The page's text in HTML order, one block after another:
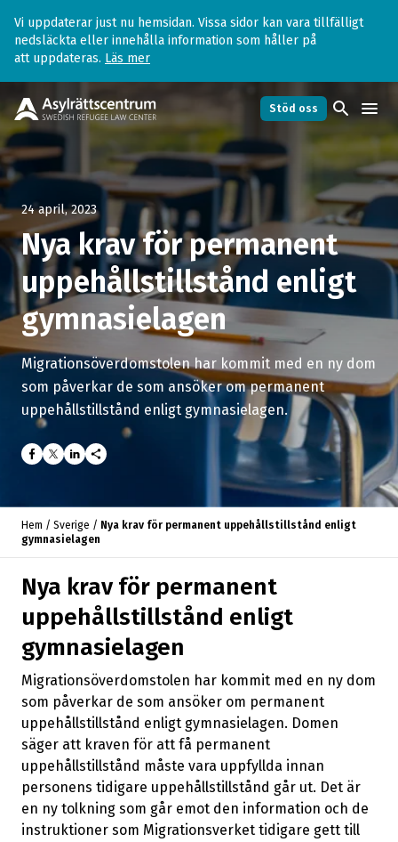
Vi uppdaterar just nu hemsidan. Vissa sidor kan vara tillfälligt
nedsläckta eller innehålla information som håller på
att uppdateras. Läs mer
Stöd oss search menu
24 april, 2023
Nya krav för permanent
uppehållstillstånd enligt
gymnasielagen
Migrationsöverdomstolen har kommit med en ny dom
som påverkar de som ansöker om permanent
uppehållstillstånd enligt gymnasielagen.
share
Hem / Sverige / Nya krav för permanent uppehållstillstånd enligt
gymnasielagen
Nya krav för permanent
uppehållstillstånd enligt
gymnasielagen
Migrationsöverdomstolen har kommit med en ny dom
som påverkar de som ansöker om permanent
uppehållstillstånd enligt gymnasielagen. Domen
säger att kraven för att få permanent
uppehållstillstånd måste vara uppfyllda innan
personens tidigare uppehållstillstånd går ut. Det är
en ny tolkning som går emot den information och de
instruktioner som Migrationsverket tidigare gett till